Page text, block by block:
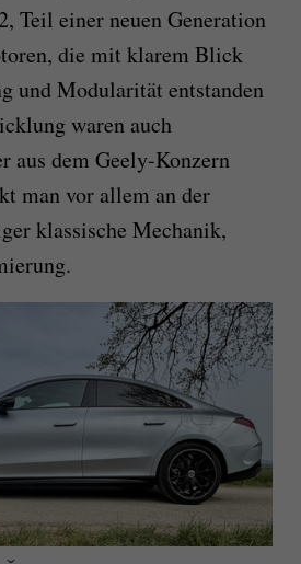
Teil einer neuen Generation
die mit klarem Blick
und Modularität entstanden
waren auch
aus dem Geely-Konzern
man vor allem an der
klassische Mechanik,